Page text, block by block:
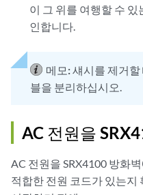
이 그 위를 여행할 수
인합니다.
메모: 섀시를 제거할
블을 분리하십시오.
AC 전원을
AC 전원을 SRX4100 방화
적합한 전원 코드가 있는지